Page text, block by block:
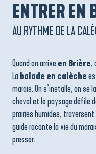
ENTRER EN
AU RYTHME DE LA
Quand on arriveen Brière,
Labalade en calèche
marais. On s’installe, on se
cheval et le paysage défile
prairies humides, traversent
guide raconte la vie du
presser.